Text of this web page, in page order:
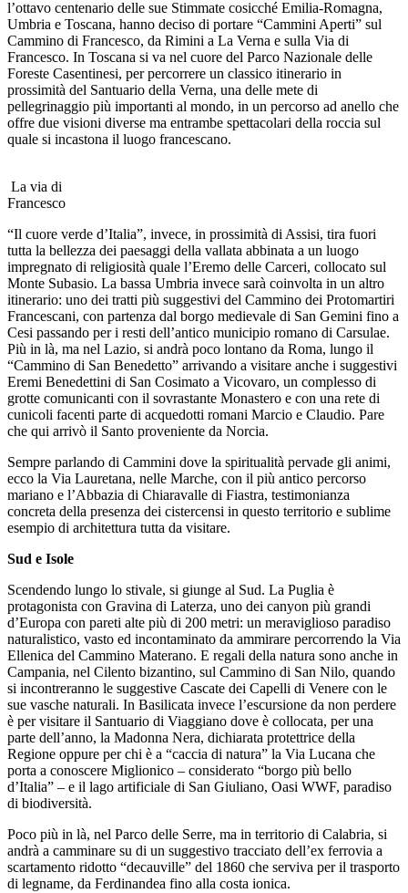
l’ottavo centenario delle sue Stimmate cosicché Emilia-Romagna,
Umbria e Toscana, hanno deciso di portare “Cammini Aperti” sul
Cammino di Francesco, da Rimini a La Verna e sulla Via di
Francesco. In Toscana si va nel cuore del Parco Nazionale delle
Foreste Casentinesi, per percorrere un classico itinerario in
prossimità del Santuario della Verna, una delle mete di
pellegrinaggio più importanti al mondo, in un percorso ad anello che
offre due visioni diverse ma entrambe spettacolari della roccia sul
quale si incastona il luogo francescano.
La via di
Francesco
“Il cuore verde d’Italia”, invece, in prossimità di Assisi, tira fuori
tutta la bellezza dei paesaggi della vallata abbinata a un luogo
impregnato di religiosità quale l’Eremo delle Carceri, collocato sul
Monte Subasio. La bassa Umbria invece sarà coinvolta in un altro
itinerario: uno dei tratti più suggestivi del Cammino dei Protomartiri
Francescani, con partenza dal borgo medievale di San Gemini fino a
Cesi passando per i resti dell’antico municipio romano di Carsulae.
Più in là, ma nel Lazio, si andrà poco lontano da Roma, lungo il
“Cammino di San Benedetto” arrivando a visitare anche i suggestivi
Eremi Benedettini di San Cosimato a Vicovaro, un complesso di
grotte comunicanti con il sovrastante Monastero e con una rete di
cunicoli facenti parte di acquedotti romani Marcio e Claudio. Pare
che qui arrivò il Santo proveniente da Norcia.
Sempre parlando di Cammini dove la spiritualità pervade gli animi,
ecco la Via Lauretana, nelle Marche, con il più antico percorso
mariano e l’Abbazia di Chiaravalle di Fiastra, testimonianza
concreta della presenza dei cistercensi in questo territorio e sublime
esempio di architettura tutta da visitare.
Sud e Isole
Scendendo lungo lo stivale, si giunge al Sud. La Puglia è
protagonista con Gravina di Laterza, uno dei canyon più grandi
d’Europa con pareti alte più di 200 metri: un meraviglioso paradiso
naturalistico, vasto ed incontaminato da ammirare percorrendo la Via
Ellenica del Cammino Materano. E regali della natura sono anche in
Campania, nel Cilento bizantino, sul Cammino di San Nilo, quando
si incontreranno le suggestive Cascate dei Capelli di Venere con le
sue vasche naturali. In Basilicata invece l’escursione da non perdere
è per visitare il Santuario di Viaggiano dove è collocata, per una
parte dell’anno, la Madonna Nera, dichiarata protettrice della
Regione oppure per chi è a “caccia di natura” la Via Lucana che
porta a conoscere Miglionico – considerato “borgo più bello
d’Italia” – e il lago artificiale di San Giuliano, Oasi WWF, paradiso
di biodiversità.
Poco più in là, nel Parco delle Serre, ma in territorio di Calabria, si
andrà a camminare su di un suggestivo tracciato dell’ex ferrovia a
scartamento ridotto “decauville” del 1860 che serviva per il trasporto
di legname, da Ferdinandea fino alla costa ionica.